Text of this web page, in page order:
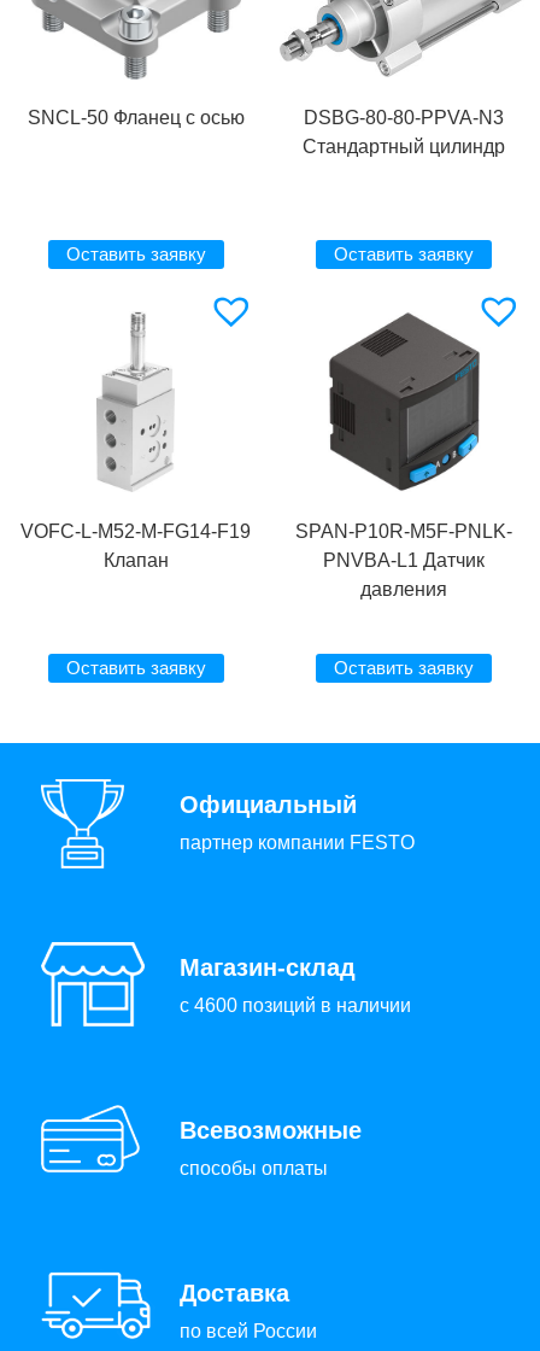
SNCL-50 Фланец с осью
Оставить заявку
DSBG-80-80-PPVA-N3
Стандартный цилиндр
Оставить заявку
VOFC-L-M52-M-FG14-F19
Клапан
Оставить заявку
SPAN-P10R-M5F-PNLK-
PNVBA-L1 Датчик
давления
Оставить заявку
Официальный
партнер компании FESTO
Магазин-склад
с 4600 позиций в наличии
Всевозможные
способы оплаты
Доставка
по всей России